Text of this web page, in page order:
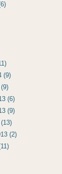
(9)
(6)
(9)
(2)